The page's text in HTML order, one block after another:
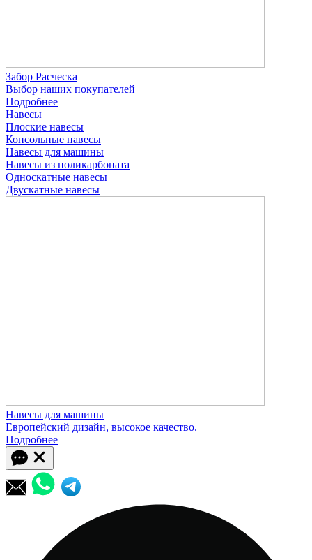
Забор Расческа
Выбор наших покупателей
Подробнее
Навесы
Плоские навесы
Консольные навесы
Навесы для машины
Навесы из поликарбоната
Односкатные навесы
Двускатные навесы
Навесы для машины
Европейский дизайн, высокое качество.
Подробнее